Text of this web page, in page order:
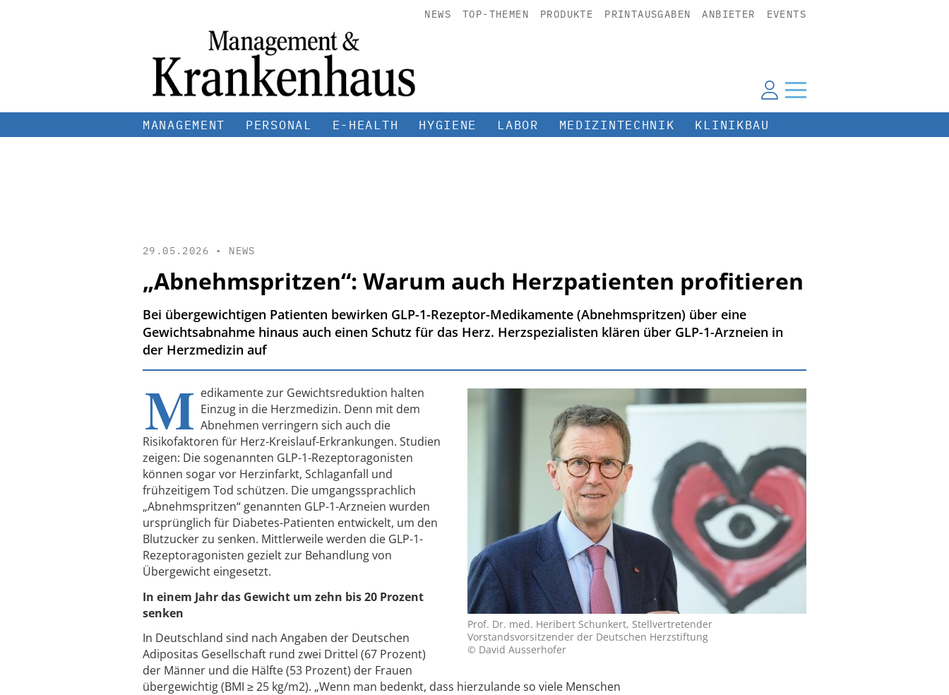
NEWS TOP-THEMEN PRODUKTE PRINTAUSGABEN ANBIETER EVENTS
MANAGEMENT PERSONAL E-HEALTH HYGIENE LABOR MEDIZINTECHNIK KLINIKBAU
29.05.2026 • NEWS
„Abnehmspritzen“: Warum auch Herzpatienten profitieren
Bei übergewichtigen Patienten bewirken GLP-1-Rezeptor-Medikamente (Abnehmspritzen) über eine
Gewichtsabnahme hinaus auch einen Schutz für das Herz. Herzspezialisten klären über GLP-1-Arzneien in
der Herzmedizin auf
Prof. Dr. med. Heribert Schunkert, Stellvertretender
Vorstandsvorsitzender der Deutschen Herzstiftung
© David Ausserhofer
M edikamente zur Gewichtsreduktion halten
Einzug in die Herzmedizin. Denn mit dem
Abnehmen verringern sich auch die
Risikofaktoren für Herz-Kreislauf-Erkrankungen. Studien
zeigen: Die sogenannten GLP-1-Rezeptoragonisten
können sogar vor Herzinfarkt, Schlaganfall und
frühzeitigem Tod schützen. Die umgangssprachlich
„Abnehmspritzen“ genannten GLP-1-Arzneien wurden
ursprünglich für Diabetes-Patienten entwickelt, um den
Blutzucker zu senken. Mittlerweile werden die GLP-1-
Rezeptoragonisten gezielt zur Behandlung von
Übergewicht eingesetzt.
In einem Jahr das Gewicht um zehn bis 20 Prozent
senken
In Deutschland sind nach Angaben der Deutschen
Adipositas Gesellschaft rund zwei Drittel (67 Prozent)
der Männer und die Hälfte (53 Prozent) der Frauen
übergewichtig (BMI ≥ 25 kg/m2). „Wenn man bedenkt, dass hierzulande so viele Menschen